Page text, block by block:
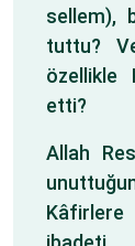
sellem),
tuttu?
özellikle
etti?
Allah